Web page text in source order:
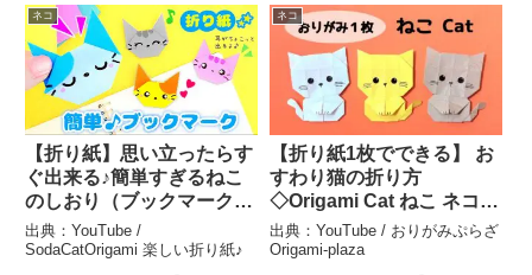
ネコ
【折り紙】思い立ったらす
ぐ出来る♪簡単すぎるねこ
のしおり（ブックマーク）
💙簡単可愛いおりがみ
How to make cat
出典：YouTube /
SodaCatOrigami 楽しい折り紙♪
ネコ
【折り紙1枚でできる】 お
すわり猫の折り方
◇Origami Cat ねこ ネコ
キャット 可愛い 動物 アニ
マル animal◇ – おりがみ
出典：YouTube / おりがみぷらざ
Origami-plaza